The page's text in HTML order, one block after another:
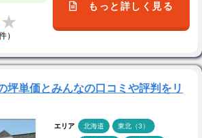
）
もっと詳しく見る
坪単価とみんなの口コミや評判をリ
エリア 北海道 東北（3）